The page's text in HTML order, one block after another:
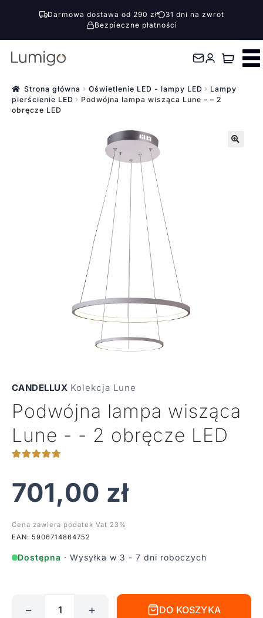
Darmowa dostawa od 290 zł
31 dni na zwrot
Bezpieczne płatności
Przejdź
nawigacji
Przejdź
treści Strona główna Oświetlenie LED - lampy LED
Lampy
pierścienie LED
Podwójna lampa wisząca Lune – – 2
obręcze LED
CANDELLUX Kolekcja Lune
Podwójna lampa wisząca
Lune - - 2 obręcze LED
701,00 zł
Cena zawiera podatek Vat 23%
EAN: 5906714864752
Dostępna · Wysyłka w 3 - 7 dni roboczych
− + DO KOSZYKA